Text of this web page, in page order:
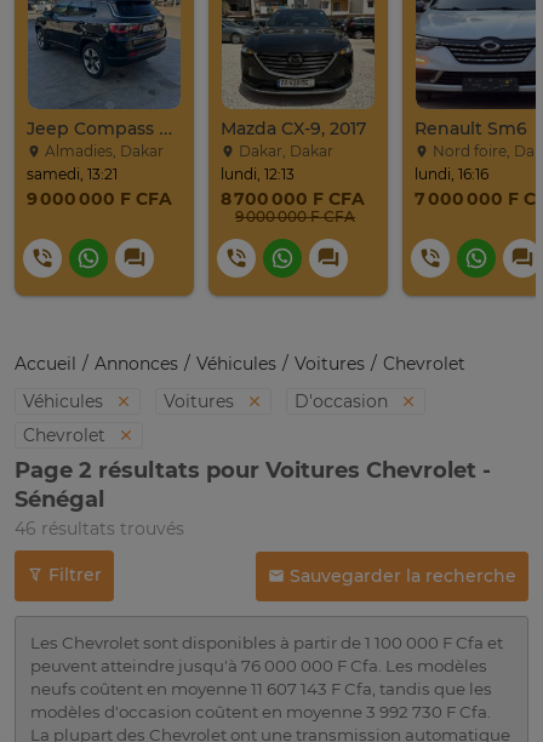
Jeep Compass SUV Noir Essence Automatique
Almadies, Dakar
samedi, 13:21
9 000 000 F CFA
Mazda CX-9, 2017
Dakar, Dakar
lundi, 12:13
8 700 000 F CFA
9 000 000 F CFA
Renault Sm6
Nord foire,
lundi, 16:16
7 000 000 F
Accueil Annonces Véhicules Voitures
Chevrolet
Véhicules
Voitures
D'occasion
Chevrolet
Page 2 résultats pour Voitures Chevrolet -
Sénégal
46 résultats trouvés
Filtrer Sauvegarder la recherche
Les Chevrolet sont disponibles à partir de 1 100 000 F Cfa et
peuvent atteindre jusqu'à 76 000 000 F Cfa. Les modèles
neufs coûtent en moyenne 11 607 143 F Cfa, tandis que les
modèles d'occasion coûtent en moyenne 3 992 730 F Cfa.
La plupart des Chevrolet ont une transmission automatique